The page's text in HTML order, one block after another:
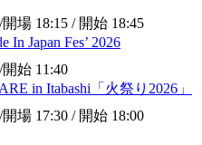
/開場 18:15 / 開始 18:45
Japan Fes’ 2026
/開始 11:40
in Itabashi「火祭り2026」
/開場 17:30 / 開始 18:00